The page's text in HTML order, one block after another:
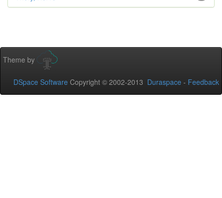
Theme by
DSpace Software Copyright © 2002-2013 Duraspace - Feedback